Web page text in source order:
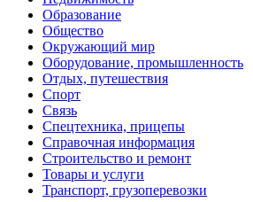
Образование
Общество
Окружающий мир
Оборудование, промышленность
Отдых, путешествия
Спорт
Связь
Спецтехника, прицепы
Справочная информация
Строительство и ремонт
Товары и услуги
Транспорт, грузоперевозки